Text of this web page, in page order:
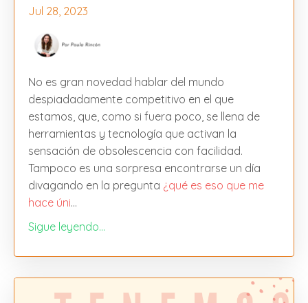
Jul 28, 2023
No es gran novedad hablar del mundo
despiadadamente competitivo en el que
estamos, que, como si fuera poco, se llena de
herramientas y tecnología que activan la
sensación de obsolescencia con facilidad.
Tampoco es una sorpresa encontrarse un día
divagando en la pregunta ¿qué es eso que me
hace úni...
Sigue leyendo...